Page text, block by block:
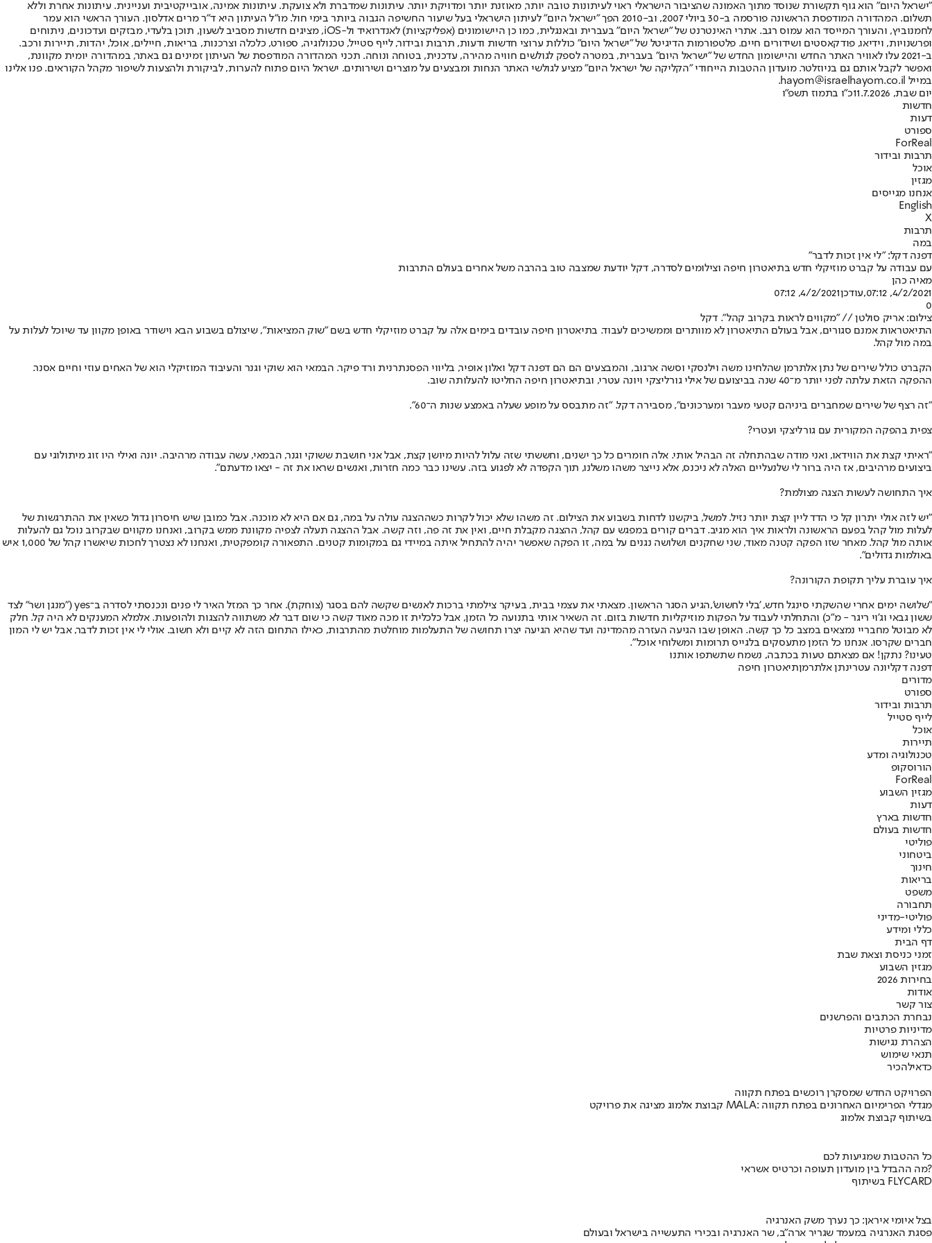
"ישראל היום" הוא גוף תקשורת שנוסד מתוך האמונה שהציבור הישראלי ראוי לעיתונות טובה יותר, מאוזנת יותר ומדויקת יותר. עיתונות שמדברת ולא צועקת. עיתונות אמינה, אובייקטיבית ועניינית. עיתונות אחרת וללא
תשלום. המהדורה המודפסת הראשונה פורסמה ב-30 ביולי 2007, וב-2010 הפך "ישראל היום" לעיתון הישראלי בעל שיעור החשיפה הגבוה ביותר בימי חול. מו"ל העיתון היא ד"ר מרים אדלסון. העורך הראשי הוא עמר
לחמנוביץ, והעורך המייסד הוא עמוס רגב. אתרי האינטרנט של "ישראל היום" בעברית ובאנגלית, כמו כן היישומונים (אפליקציות) לאנדרואיד ול-iOS, מציגים חדשות מסביב לשעון, תוכן בלעדי, מבזקים ועדכונים, ניתוחים
ופרשנויות, וידיאו, פודקאסטים ושידורים חיים. פלטפורמות הדיגיטל של "ישראל היום" כוללות ערוצי חדשות ודעות, תרבות ובידור, לייף סטייל, טכנולוגיה, ספורט, כלכלה וצרכנות, בריאות, חיילים, אוכל, יהדות, תיירות ורכב.
ב-2021 עלו לאוויר האתר החדש והיישומון החדש של "ישראל היום" בעברית, במטרה לספק לגולשים חוויה מהירה, עדכנית, בטוחה ונוחה. תכני המהדורה המודפסת של העיתון זמינים גם באתר, במהדורה יומית מקוונת,
ואפשר לקבל אותם גם בניוזלטר. מועדון ההטבות הייחודי "הקליקה של ישראל היום" מציע לגולשי האתר הנחות ומבצעים על מוצרים ושירותים. ישראל היום פתוח להערות, לביקורת ולהצעות לשיפור מקהל הקוראים. פנו אלינו
במייל hayom@israelhayom.co.il.
יום שבת, 11.7.2026
כ"ו בתמוז תשפ"ו
חדשות
דעות
ספורט
ForReal
תרבות ובידור
אוכל
מגזין
אנחנו מגייסים
English
X
תרבות
במה
דפנה דקל: "לי אין זכות לדבר"
עם עבודה על קברט מוזיקלי חדש בתיאטרון חיפה וצילומים לסדרה, דקל יודעת שמצבה טוב בהרבה משל אחרים בעולם התרבות
מאיה כהן
4/2/2021, 07:12
,עודכן4/2/2021, 07:12
0
צילום: אריק סולטן // "מקווים לראות בקרוב קהל". דקל
התיאטראות אמנם סגורים, אבל בעולם התיאטרון לא מוותרים וממשיכים לעבוד. בתיאטרון חיפה עובדים בימים אלה על קברט מוזיקלי חדש בשם "שוק המציאות", שיצולם בשבוע הבא וישודר באופן מקוון עד שיוכל לעלות על
במה מול קהל.
הקברט כולל שירים של נתן אלתרמן שהלחינו משה וילנסקי וסשה ארגוב, והמבצעים הם הם דפנה דקל ואלון אופיר, בליווי הפסנתרנית ורד פיקר. הבמאי הוא שוקי וגנר והעיבוד המוזיקלי הוא של האחים עוזי וחיים אסנר.
ההפקה הזאת עלתה לפני יותר מ־40 שנה בביצועם של אילי גורליצקי ו
יונה עטרי, ובתיאטרון חיפה החליטו להעלותה שוב.
"זה רצף של שירים שמחברים ביניהם קטעי מעבר ומערכונים", מסבירה דקל. "זה מתבסס על מופע שעלה באמצע שנות ה־60".
צפית בהפקה המקורית עם גורליצקי ועטרי?
"ראיתי קצת את הווידאו, ואני מודה שבהתחלה זה הבהיל אותי. אלה חומרים כל כך ישנים, וחששתי שזה עלול להיות מיושן קצת, אבל אני חושבת ששוקי וגנר, הבמאי, עשה עבודה מרהיבה. יונה ואילי היו זוג מיתולוגי עם
ביצועים מרהיבים, אז היה ברור לי שלנעליים האלה לא ניכנס, אלא נייצר משהו משלנו, תוך הקפדה לא לפגוע בזה. עשינו כבר כמה חזרות, ואנשים שראו את זה - יצאו מדעתם".
איך התחושה לעשות הצגה מצולמת?
"יש לזה אולי יתרון קל כי הדד ליין קצת יותר נזיל. למשל, ביקשנו לדחות בשבוע את הצילום. זה משהו שלא יכול לקרות כשההצגה עולה על במה, גם אם היא לא מוכנה. אבל כמובן שיש חיסרון גדול כשאין את ההתרגשות של
לעלות מול קהל בפעם הראשונה ולראות איך הוא מגיב. דברים קורים במפגש עם קהל, ההצגה מקבלת חיים, ואין את זה פה, וזה קשה. אבל ההצגה תעלה לצפיה מקוונת ממש בקרוב, ואנחנו מקווים שבקרוב נוכל גם להעלות
אותה מול קהל. מאחר שזו הפקה קטנה מאוד, שני שחקנים ושלושה נגנים על במה, זו הפקה שאפשר יהיה להתחיל איתה במיידי גם במקומות קטנים. התפאורה קומפקטית, ואנחנו לא נצטרך לחכות שיאשרו קהל של 1,000 איש
באולמות גדולים".
איך עוברת עליך תקופת הקורונה?
"שלושה ימים אחרי שהשקתי סינגל חדש, 'בלי לחשוש',
הגיע הסגר הראשון. מצאתי את עצמי בבית, בעיקר צילמתי ברכות לאנשים שקשה להם בסגר (צוחקת). אחר כך המזל האיר לי פנים ונכנסתי לסדרה ב־yes ("מנגן ושר" לצד
ששון גבאי וג'וי ריגר - מ"כ) והתחלתי לעבוד על הפקות מוזיקליות חדשות בזום. זה השאיר אותי בתנועה כל הזמן, אבל כלכלית זו מכה מאוד קשה כי שום דבר לא משתווה להצגות ולהופעות. אלמלא המענקים לא היה קל. חלק
לא מבוטל מחבריי נמצאים במצב כל כך קשה. האופן שבו הגיעה העזרה מהמדינה ועד שהיא הגיעה יצרו תחושה של התעלמות מוחלטת מהתרבות, כאילו התחום הזה לא קיים ולא חשוב. אולי לי אין זכות לדבר, אבל יש לי המון
חברים שקרסו. אנחנו כל הזמן מתעסקים בלגייס תרומות ומשלוחי אוכל".
טעינו? נתקן! אם מצאתם טעות בכתבה, נשמח שתשתפו אותנו
דפנה דקליונה עטרינתן אלתרמןתיאטרון חיפה
מדורים
ספורט
תרבות ובידור
לייף סטייל
אוכל
תיירות
טכנולוגיה ומדע
הורוסקופ
ForReal
מגזין השבוע
דעות
חדשות בארץ
חדשות בעולם
פוליטי
ביטחוני
חינוך
בריאות
משפט
תחבורה
פוליטי-מדיני
כללי ומידע
דף הבית
זמני כניסת וצאת שבת
מגזין השבוע
בחירות 2026
אודות
צור קשר
נבחרת הכתבים והפרשנים
מדיניות פרטיות
הצהרת נגישות
תנאי שימוש
כדאילהכיר
הפרויקט החדש שמסקרן רוכשים בפתח תקווה
קבוצת אלמוג מציגה את פרויקט MALA: מגדלי הפרימיום האחרונים בפתח תקווה
בשיתוף קבוצת אלמוג
כל ההטבות שמגיעות לכם
מה ההבדל בין מועדון תעופה וכרטיס אשראי?
בשיתוף FLYCARD
בצל איומי איראן: כך נערך משק האנרגיה
פסגת האנרגיה במעמד שגריר ארה"ב, שר האנרגיה ובכירי התעשייה בישראל ובעולם